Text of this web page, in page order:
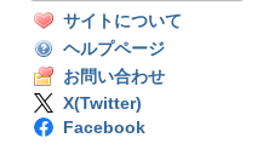
サイトについて
ヘルプページ
お問い合わせ
X(Twitter)
Facebook